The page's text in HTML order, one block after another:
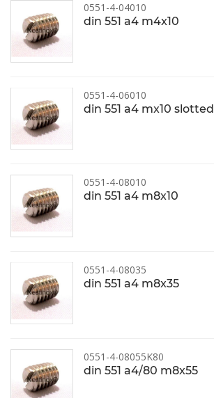
0551-4-04010
din 551 a4 m4x10
0551-4-06010
din 551 a4 mx10 slotted
0551-4-08010
din 551 a4 m8x10
0551-4-08035
din 551 a4 m8x35
0551-4-08055K80
din 551 a4/80 m8x55